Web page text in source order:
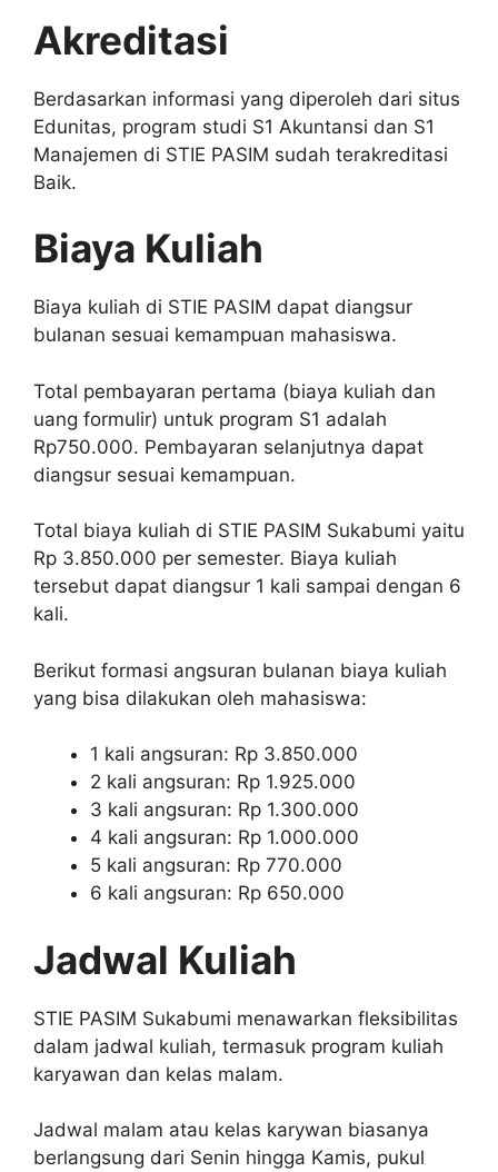
Akreditasi
Berdasarkan informasi yang diperoleh dari situs
Edunitas, program studi S1 Akuntansi dan S1
Manajemen di STIE PASIM sudah terakreditasi
Baik.
Biaya Kuliah
Biaya kuliah di STIE PASIM dapat diangsur
bulanan sesuai kemampuan mahasiswa.
Total pembayaran pertama (biaya kuliah dan
uang formulir) untuk program S1 adalah
Rp750.000. Pembayaran selanjutnya dapat
diangsur sesuai kemampuan.
Total biaya kuliah di STIE PASIM Sukabumi yaitu
Rp 3.850.000 per semester. Biaya kuliah
tersebut dapat diangsur 1 kali sampai dengan 6
kali.
Berikut formasi angsuran bulanan biaya kuliah
yang bisa dilakukan oleh mahasiswa:
1 kali angsuran: Rp 3.850.000
2 kali angsuran: Rp 1.925.000
3 kali angsuran: Rp 1.300.000
4 kali angsuran: Rp 1.000.000
5 kali angsuran: Rp 770.000
6 kali angsuran: Rp 650.000
Jadwal Kuliah
STIE PASIM Sukabumi menawarkan fleksibilitas
dalam jadwal kuliah, termasuk program kuliah
karyawan dan kelas malam.
Jadwal malam atau kelas karywan biasanya
berlangsung dari Senin hingga Kamis, pukul